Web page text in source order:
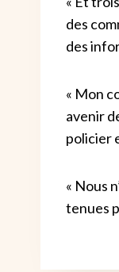
des
des
« Mon
avenir
policier
« Nous
tenues